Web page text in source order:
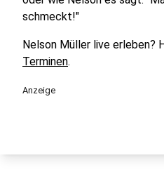
schmeckt!"
Nelson Müller live erleben?
Terminen.
Anzeige